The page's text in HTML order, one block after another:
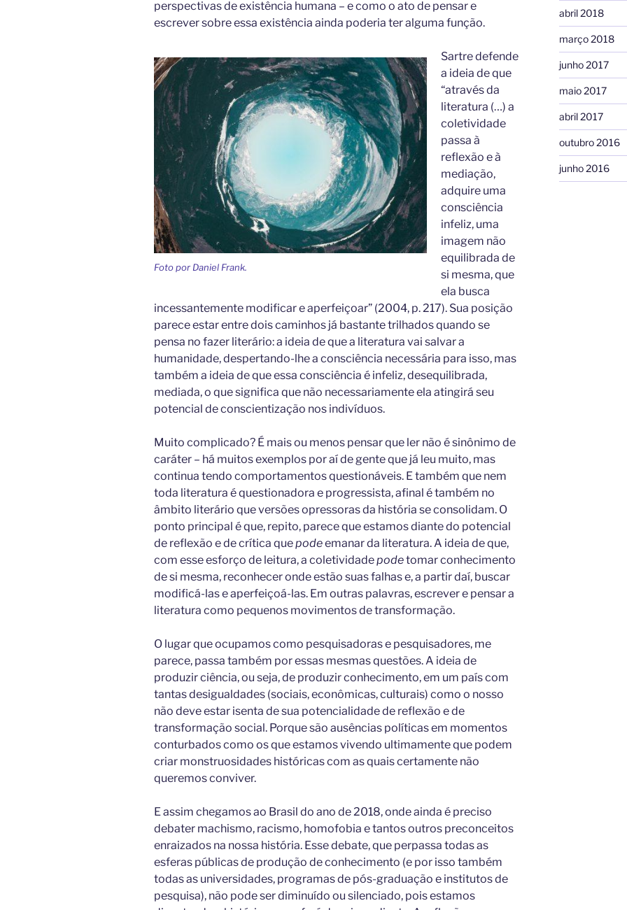
perspectivas de existência humana – e como o ato de pensar e
escrever sobre essa existência ainda poderia ter alguma função.
Foto por Daniel Frank.
Sartre defende
a ideia de que
“através da
literatura (…) a
coletividade
passa à
reflexão e à
mediação,
adquire uma
consciência
infeliz, uma
imagem não
equilibrada de
si mesma, que
ela busca
incessantemente modificar e aperfeiçoar” (2004, p. 217). Sua posição
parece estar entre dois caminhos já bastante trilhados quando se
pensa no fazer literário: a ideia de que a literatura vai salvar a
humanidade, despertando-lhe a consciência necessária para isso, mas
também a ideia de que essa consciência é infeliz, desequilibrada,
mediada, o que significa que não necessariamente ela atingirá seu
potencial de conscientização nos indivíduos.
Muito complicado? É mais ou menos pensar que ler não é sinônimo de
caráter – há muitos exemplos por aí de gente que já leu muito, mas
continua tendo comportamentos questionáveis. E também que nem
toda literatura é questionadora e progressista, afinal é também no
âmbito literário que versões opressoras da história se consolidam. O
ponto principal é que, repito, parece que estamos diante do potencial
de reflexão e de crítica quepodeemanar da literatura. A ideia de que,
com esse esforço de leitura, a coletividadepodetomar conhecimento
de si mesma, reconhecer onde estão suas falhas e, a partir daí, buscar
modificá-las e aperfeiçoá-las. Em outras palavras, escrever e pensar a
literatura como pequenos movimentos de transformação.
O lugar que ocupamos como pesquisadoras e pesquisadores, me
parece, passa também por essas mesmas questões. A ideia de
produzir ciência, ou seja, de produzir conhecimento, em um país com
tantas desigualdades (sociais, econômicas, culturais) como o nosso
não deve estar isenta de sua potencialidade de reflexão e de
transformação social. Porque são ausências políticas em momentos
conturbados como os que estamos vivendo ultimamente que podem
criar monstruosidades históricas com as quais certamente não
queremos conviver.
E assim chegamos ao Brasil do ano de 2018, onde ainda é preciso
debater machismo, racismo, homofobia e tantos outros preconceitos
enraizados na nossa história. Esse debate, que perpassa todas as
esferas públicas de produção de conhecimento (e por isso também
todas as universidades, programas de pós-graduação e institutos de
pesquisa), não pode ser diminuído ou silenciado, pois estamos
abril 2018
março 2018
junho 2017
maio 2017
abril 2017
outubro 2016
junho 2016